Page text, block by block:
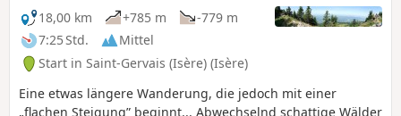
18,00 km
+785 m
-779 m
7:25 Std.
Mittel
Start in Saint-Gervais (Isère) (Isère)
Eine etwas längere Wanderung, die jedoch mit einer
„flachen Steigung” beginnt... Abwechselnd schattige Wälder